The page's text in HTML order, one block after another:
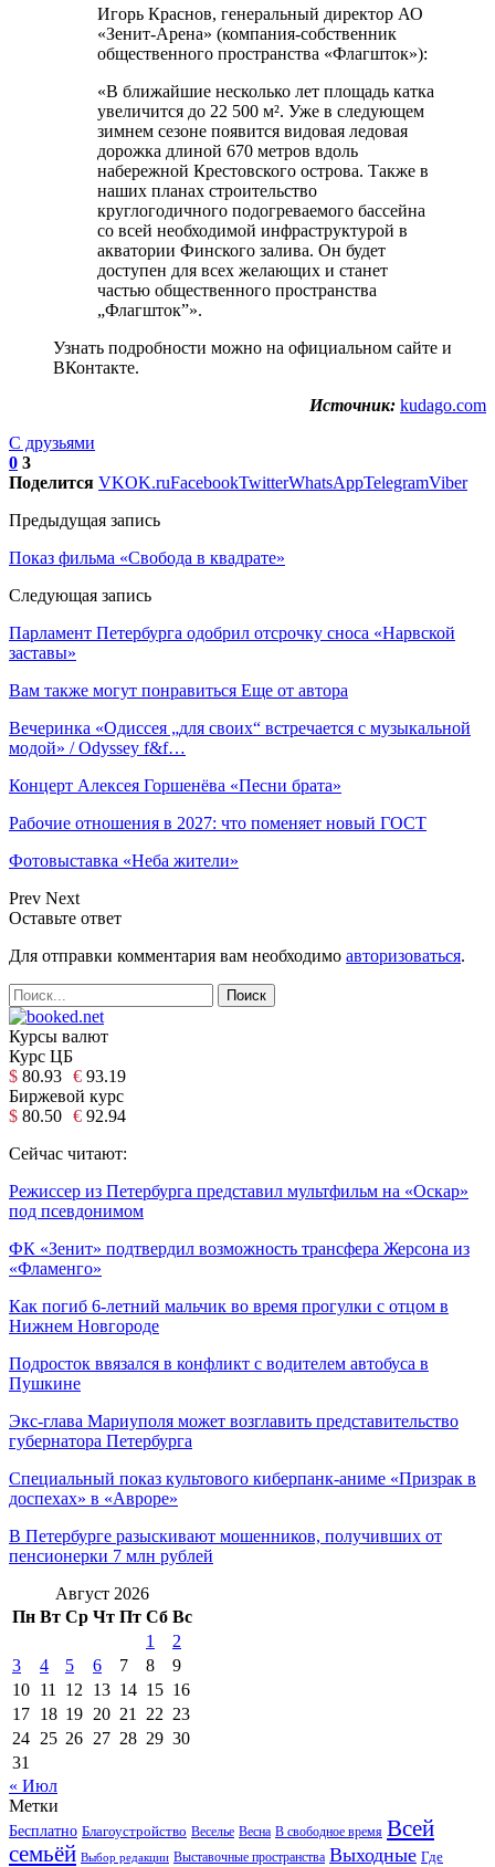
Игорь Краснов, генеральный директор АО
«Зенит-Арена» (компания-собственник
общественного пространства «Флагшток»):
«В ближайшие несколько лет площадь катка
увеличится до 22 500 м². Уже в следующем
зимнем сезоне появится видовая ледовая
дорожка длиной 670 метров вдоль
набережной Крестовского острова. Также в
наших планах строительство
круглогодичного подогреваемого бассейна
со всей необходимой инфраструктурой в
акватории Финского залива. Он будет
доступен для всех желающих и станет
частью общественного пространства
„Флагшток”».
Узнать подробности можно на официальном сайте и
ВКонтакте.
Источник: kudago.com
С друзьями
0 3
Поделится VKOK.ruFacebookTwitterWhatsAppTelegramViber
Предыдущая запись
Показ фильма «Свобода в квадрате»
Следующая запись
Парламент Петербурга одобрил отсрочку сноса «Нарвской
заставы»
Вам также могут понравиться Еще от автора
Вечеринка «Одиссея „для своих“ встречается с музыкальной
модой» / Odyssey f&f…
Концерт Алексея Горшенёва «Песни брата»
Рабочие отношения в 2027: что поменяет новый ГОСТ
Фотовыставка «Неба жители»
Prev Next
Оставьте ответ
Для отправки комментария вам необходимо авторизоваться.
Курсы валют
Курс ЦБ
$ 80.93 € 93.19
Биржевой курс
$ 80.50 € 92.94
Сейчас читают:
Режиссер из Петербурга представил мультфильм на «Оскар»
под псевдонимом
ФК «Зенит» подтвердил возможность трансфера Жерсона из
«Фламенго»
Как погиб 6-летний мальчик во время прогулки с отцом в
Нижнем Новгороде
Подросток ввязался в конфликт с водителем автобуса в
Пушкине
Экс-глава Мариуполя может возглавить представительство
губернатора Петербурга
Специальный показ культового киберпанк-аниме «Призрак в
доспехах» в «Авроре»
В Петербурге разыскивают мошенников, получивших от
пенсионерки 7 млн рублей
Август 2026
Пн Вт Ср Чт Пт Сб Вс
1
2
3
4 5 6 7 8
9
10 11 12 13 14 15 16
17 18 19 20 21 22 23
24 25 26 27 28 29 30
31
« Июл
Метки
Бесплатно Благоустройство Веселье Весна В свободное время Всей
семьёй Выбор редакции Выставочные пространства Выходные Где